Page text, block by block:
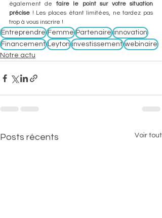
également de faire le point sur votre situation
précise ! Les places étant limitées, ne tardez pas
trop à vous inscrire !
Entreprendre Femme Partenaire innovation
Financement Leyton investissement webinaire
Notre actu
Posts récents Voir tout